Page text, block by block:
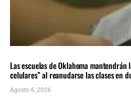
Las escuelas de Oklahoma
celulares” al reanudarse las clases en
Agosto 6, 2026